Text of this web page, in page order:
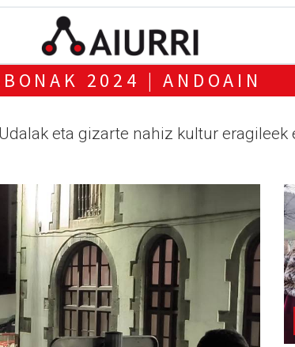
2024 | ANDOAIN
eta gizarte nahiz kultur